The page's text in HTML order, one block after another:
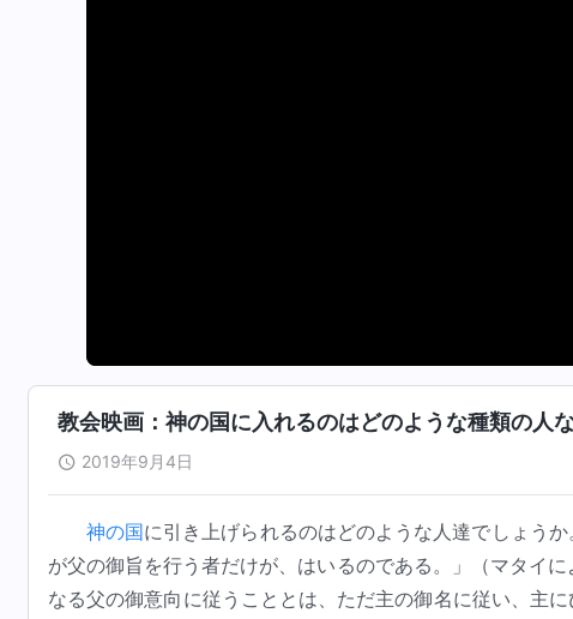
教会映画：神の国に入れるのはどのような種類の人
2019年9月4日
神の国に引き上げられるのはどのような人達でしょう
が父の御旨を行う者だけが、はいるのである。」（マタイに
なる父の御意向に従うこととは、ただ主の御名に従い、主